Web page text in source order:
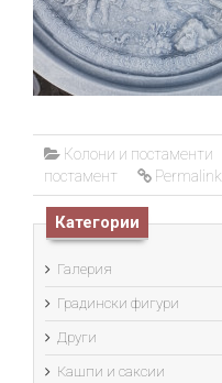
Колони и постаменти
постамент
Permalink
Категории
Галерия
Градински фигури
Други
Кашпи и саксии